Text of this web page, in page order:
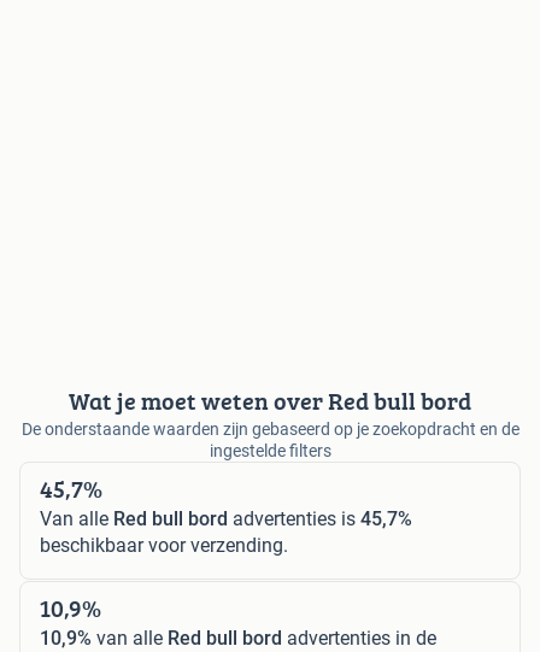
Wat je moet weten over Red bull bord
De onderstaande waarden zijn gebaseerd op je zoekopdracht en de
ingestelde filters
45,7%
Van alle Red bull bord advertenties is 45,7%
beschikbaar voor verzending.
10,9%
10,9% van alle Red bull bord advertenties in de